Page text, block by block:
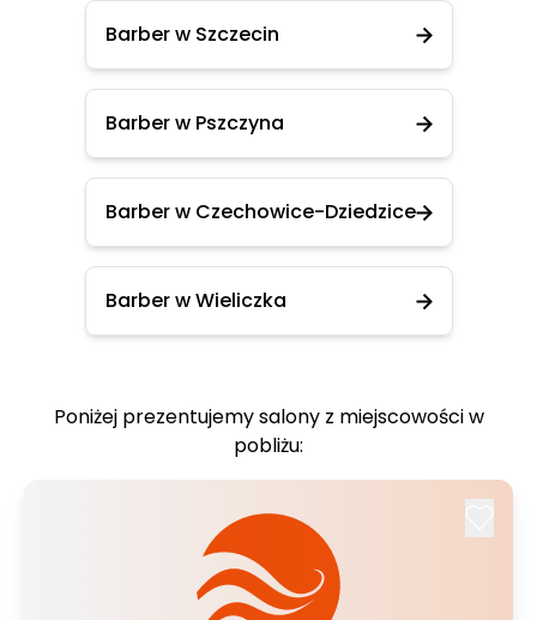
Barber w Szczecin
Barber w Pszczyna
Barber w Czechowice-Dziedzice
Barber w Wieliczka
Poniżej prezentujemy salony z miejscowości w
pobliżu: